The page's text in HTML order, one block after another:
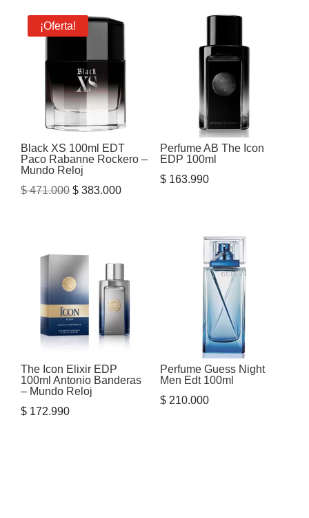
¡Oferta!
Black XS 100ml EDT
Paco Rabanne Rockero –
Mundo Reloj
$471.000 El
$ 471.000.
$ 383.000El
$ 383.000.
Perfume AB The Icon
EDP 100ml
$163.990
The Icon Elixir EDP
100ml Antonio Banderas
– Mundo Reloj
$ 172.990
Perfume Guess Night
Men Edt 100ml
$210.000